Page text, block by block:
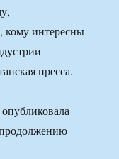
интересны
пресса.